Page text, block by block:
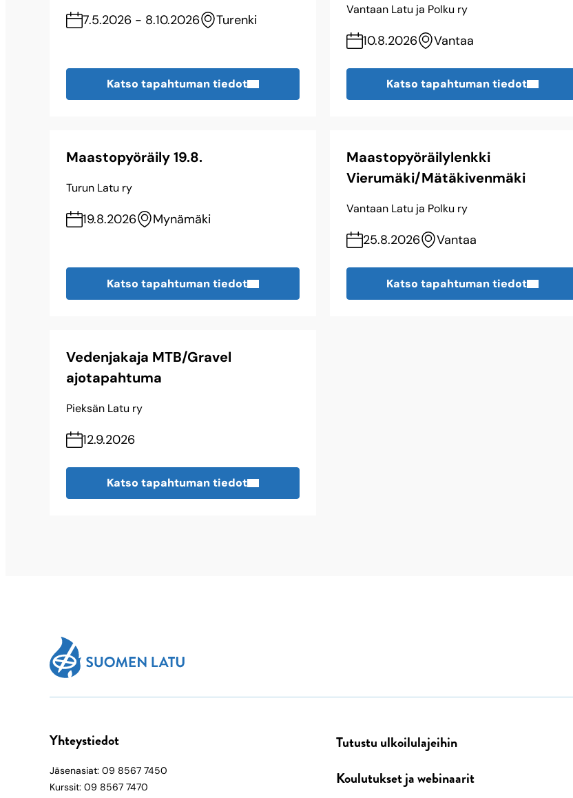
7.5.2026 - 8.10.2026 Turenki
Katso tapahtuman tiedot
Vantaan Latu ja Polku ry
10.8.2026 Vantaa
Katso tapahtuman tiedot
Maastopyöräily 19.8.
Turun Latu ry
19.8.2026 Mynämäki
Katso tapahtuman tiedot
Maastopyöräilylenkki
Vierumäki/Mätäkivenmäki
Vantaan Latu ja Polku ry
25.8.2026 Vantaa
Katso tapahtuman tiedot
Vedenjakaja MTB/Gravel
ajotapahtuma
Pieksän Latu ry
12.9.2026
Katso tapahtuman tiedot
Yhteystiedot
Jäsenasiat: 09 8567 7450
Kurssit: 09 8567 7470
Tutustu ulkoilulajeihin
Koulutukset ja webinaarit